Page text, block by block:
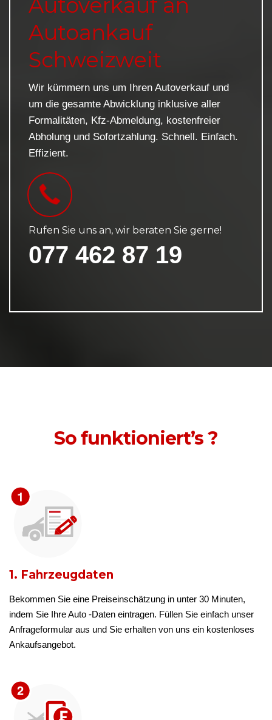
Autoankauf
Schweizweit
Wir kümmern uns um Ihren Autoverkauf und
um die gesamte Abwicklung inklusive aller
Formalitäten, Kfz-Abmeldung, kostenfreier
Abholung und Sofortzahlung. Schnell. Einfach.
Effizient.
Rufen Sie uns an, wir beraten Sie gerne!
077 462 87 19
So funktioniert’s ?
1. Fahrzeugdaten
Bekommen Sie eine Preiseinschätzung in unter 30 Minuten,
indem Sie Ihre Auto -Daten eintragen. Füllen Sie einfach unser
Anfrageformular aus und Sie erhalten von uns ein kostenloses
Ankaufsangebot.